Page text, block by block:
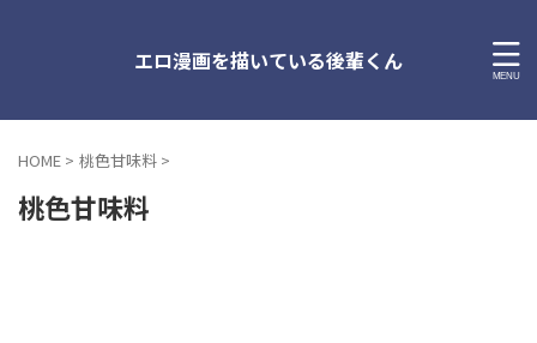
エロ漫画を描いている後輩くん
HOME > 桃色甘味料 >
桃色甘味料